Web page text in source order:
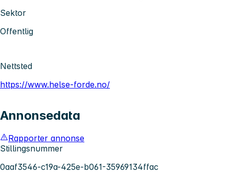
Sektor
Offentlig
Nettsted
https://www.helse-forde.no/
Annonsedata
Rapporter annonse
Stillingsnummer
0aaf3546-c19a-425e-b061-35969134ffac